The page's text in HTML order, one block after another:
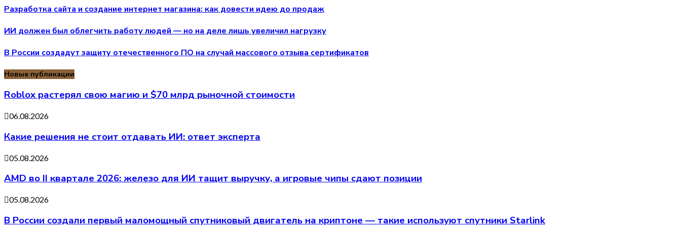
Разработка сайта и создание интернет магазина: как довести идею до продаж
ИИ должен был облегчить работу людей — но на деле лишь увеличил нагрузку
В России создадут защиту отечественного ПО на случай массового отзыва сертификатов
Новые публикации
Roblox растерял свою магию и $70 млрд рыночной стоимости
06.08.2026
Какие решения не стоит отдавать ИИ: ответ эксперта
05.08.2026
AMD во II квартале 2026: железо для ИИ тащит выручку, а игровые чипы сдают позиции
05.08.2026
В России создали первый маломощный спутниковый двигатель на криптоне — такие используют спутники Starlink